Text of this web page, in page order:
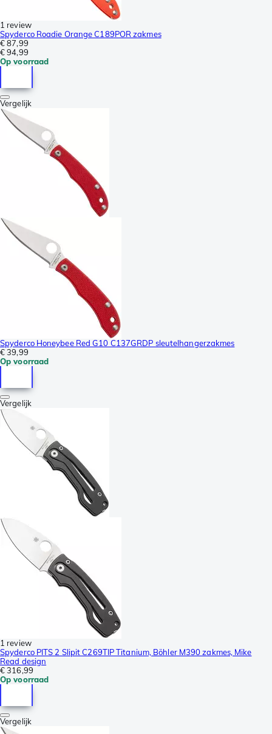
1 review
Spyderco Roadie Orange C189POR zakmes
€ 87,99
€ 94,99
Op voorraad
Vergelijk
Spyderco Honeybee Red G10 C137GRDP sleutelhangerzakmes
€ 39,99
Op voorraad
Vergelijk
1 review
Spyderco PITS 2 Slipit C269TIP Titanium, Böhler M390 zakmes, Mike
Read design
€ 316,99
Op voorraad
Vergelijk